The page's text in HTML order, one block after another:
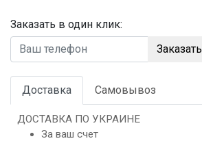
Заказать в один клик:
Заказать
Доставка Самовывоз
ДОСТАВКА ПО УКРАИНЕ
За ваш счет